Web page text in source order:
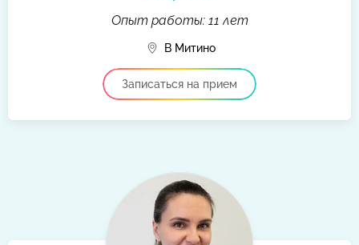
Опыт работы: 11 лет
В Митино
Записаться на прием